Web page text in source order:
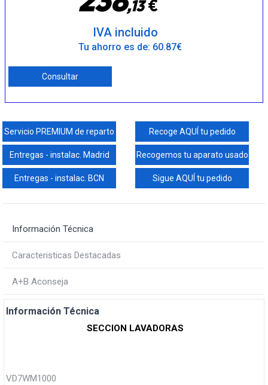
,13€
IVA incluido
Tu ahorro es de: 60.87€
Consultar
Servicio PREMIUM de reparto Recoge AQUÍ tu pedido
Entregas - instalac. Madrid Recogemos tu aparato usado
Entregas - instalac. BCN Sigue AQUÍ tu pedido
Información Técnica
Caracteristicas Destacadas
A+B Aconseja
Información Técnica
SECCION LAVADORAS
VD7WM1000